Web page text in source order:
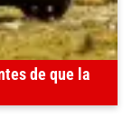
de que la